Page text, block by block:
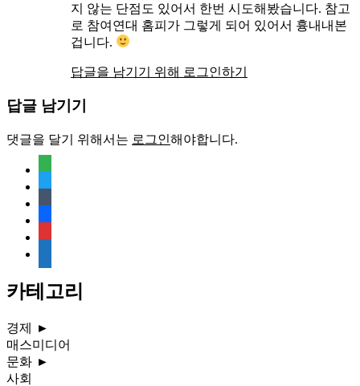
지 않는 단점도 있어서 한번 시도해봤습니다. 참고
로 참여연대 홈피가 그렇게 되어 있어서 흉내내본
겁니다.
답글을 남기기 위해 로그인하기
답글 남기기
댓글을 달기 위해서는 로그인해야합니다.
document
카테고리
경제
►
매스미디어
문화 ►
사회